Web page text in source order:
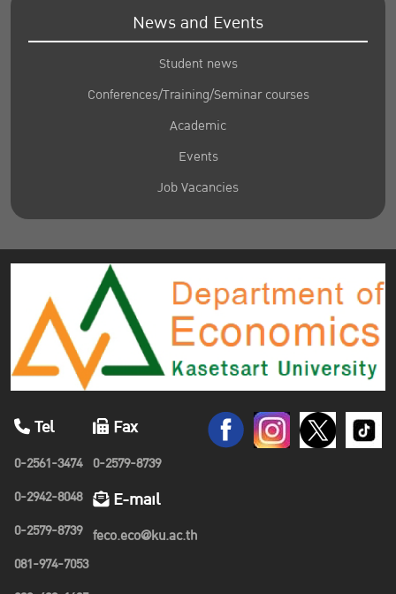
News and Events
Student news
Conferences/Training/Seminar courses
Academic
Events
Job Vacancies
Tel
0-2561-3474
0-2942-8048
0-2579-8739
081-974-7053
Fax
0-2579-8739
E-mail
feco.eco@ku.ac.th